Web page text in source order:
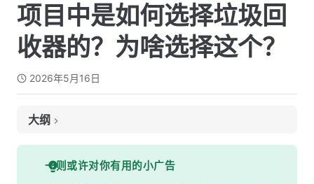
项目中是如何选择垃圾回
收器的？为啥选择这个？
2026年5月16日
大纲
面试考察点
核心答案
一则或许对你有用的小广告